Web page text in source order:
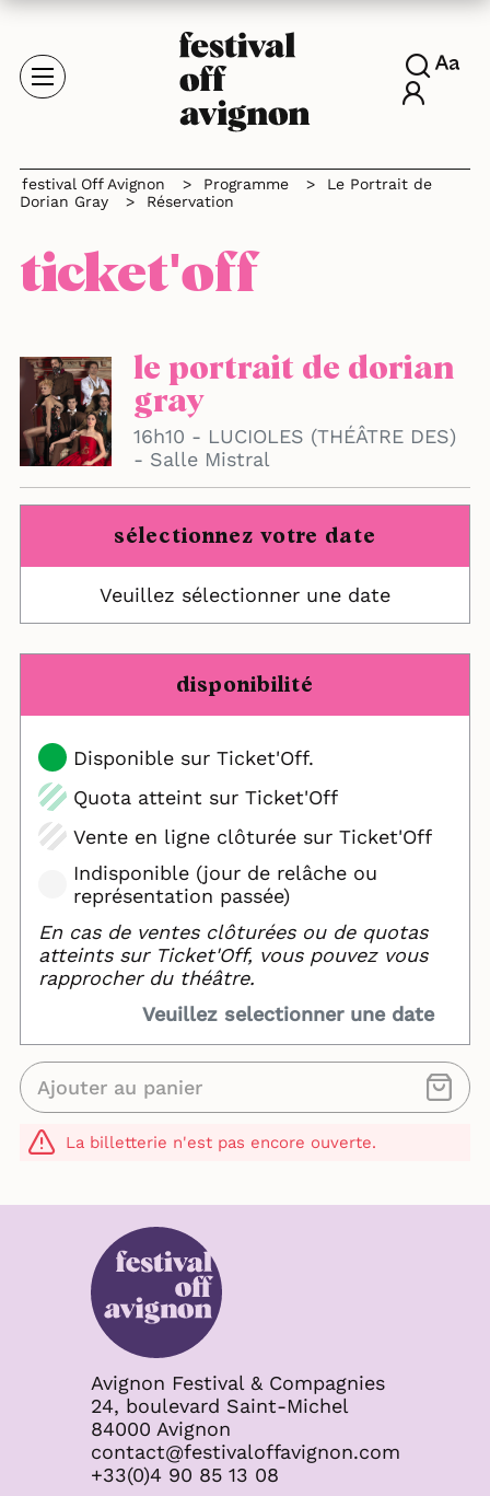
festival Off Avignon > Programme >
Le Portrait de
Dorian Gray
> Réservation
ticket'off
le portrait de dorian
gray
16h10 - LUCIOLES (THÉÂTRE DES)
- Salle Mistral
sélectionnez votre date
Veuillez sélectionner une date
disponibilité
Disponible sur Ticket'Off.
Quota atteint sur Ticket'Off
Vente en ligne clôturée sur Ticket'Off
Indisponible (jour de relâche ou
représentation passée)
En cas de ventes clôturées ou de quotas
atteints sur Ticket'Off, vous pouvez vous
rapprocher du théâtre.
Veuillez selectionner une date
Ajouter au panier
La billetterie n'est pas encore ouverte.
Avignon Festival & Compagnies
24, boulevard Saint-Michel
84000 Avignon
contact@festivaloffavignon.com
+33(0)4 90 85 13 08